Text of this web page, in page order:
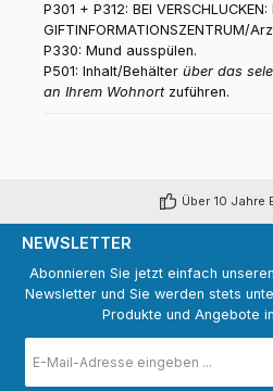
P301 + P312: BEI
GIFTINFORMATIONSZENTRUM/
P330: Mund ausspülen.
P501: Inhalt/Behälter über das
an Ihrem Wohnortzuführen.
Über 10 Jahre
NEWSLETTER
Abonnieren Sie jetzt einfach
Newsletter und Sie werden stets
Produkte und Angebote
Mail-
Adresse